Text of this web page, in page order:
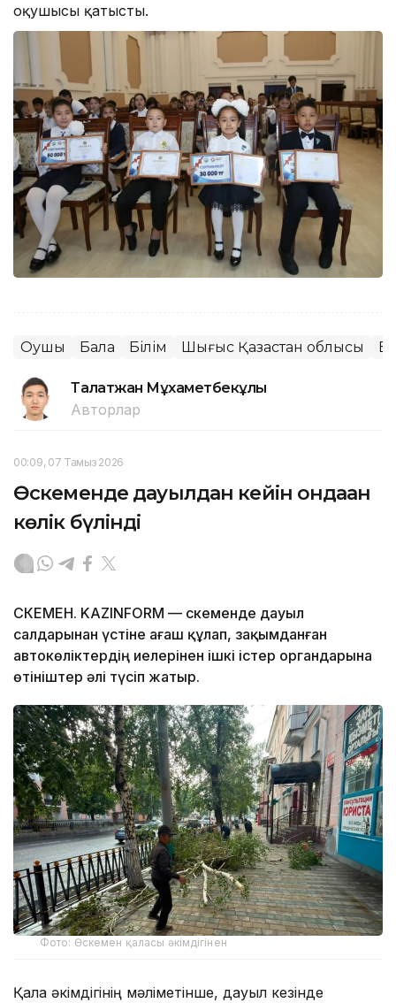
оқушысы қатысты.
Оқушы Бала Білім Шығыс Қазақстан облысы
Талғатжан Мұхаметбекұлы
Авторлар
00:09, 07 Тамыз 2026
Өскеменде дауылдан кейін ондаған
көлік бүлінді
ӨСКЕМЕН. KAZINFORM — Өскеменде дауыл
салдарынан үстіне ағаш құлап, зақымданған
автокөліктердің иелерінен ішкі істер органдарына
өтініштер әлі түсіп жатыр.
Фото: Өскемен қаласы әкімдігінен
Қала әкімдігінің мәліметінше, дауыл кезінде